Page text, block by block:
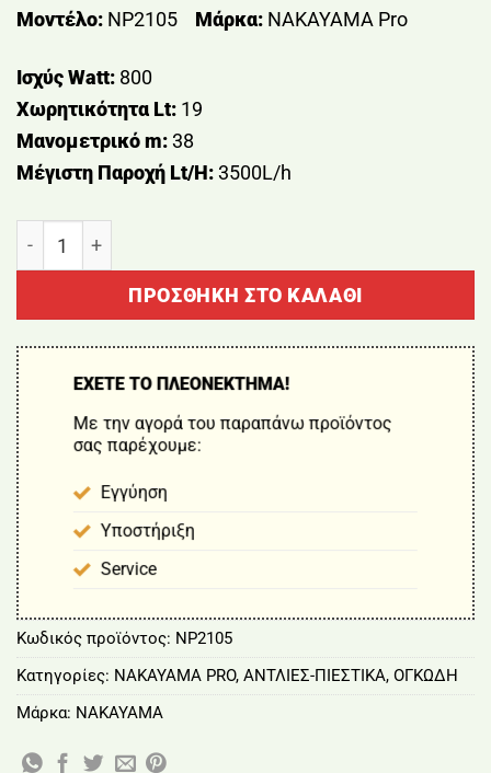
Μοντέλο: NP2105 Μάρκα: NAKAYAMA Pro
Ισχύς Watt: 800
Χωρητικότητα Lt: 19
Μανομετρικό m:38
Μέγιστη Παροχή Lt/H:3500L/h
ΠΡΟΣΘΉΚΗ ΣΤΟ ΚΑΛΆΘΙ
ΕΧΕΤΕ ΤΟ ΠΛΕΟΝΕΚΤΗΜΑ!
Με την αγορά του παραπάνω προϊόντος
σας παρέχουμε:
Εγγύηση
Υποστήριξη
Service
Κωδικός προϊόντος: NP2105
Κατηγορίες: NAKAYAMA PRO, ΑΝΤΛΙΕΣ-ΠΙΕΣΤΙΚΑ, ΟΓΚΩΔΗ
Μάρκα: NAKAYAMA